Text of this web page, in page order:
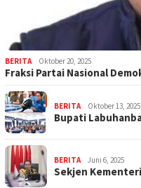
BERITA Oktober 20, 2025
Fraksi Partai Nasional
BERITA Oktober 13, 2025
Bupati
BERITA Juni 6, 2025
Sekjen